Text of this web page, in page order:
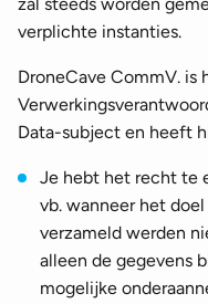
verplichte instanties.
DroneCave CommV. is
Data-subject en heeft
Je hebt het recht te
vb. wanneer het
verzameld werden
alleen de gegevens
mogelijke